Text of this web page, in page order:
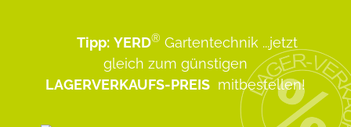
Tipp: YERD® Gartentechnik ...jetzt
gleich zum günstigen
LAGERVERKAUFS-PREIS mitbestellen!